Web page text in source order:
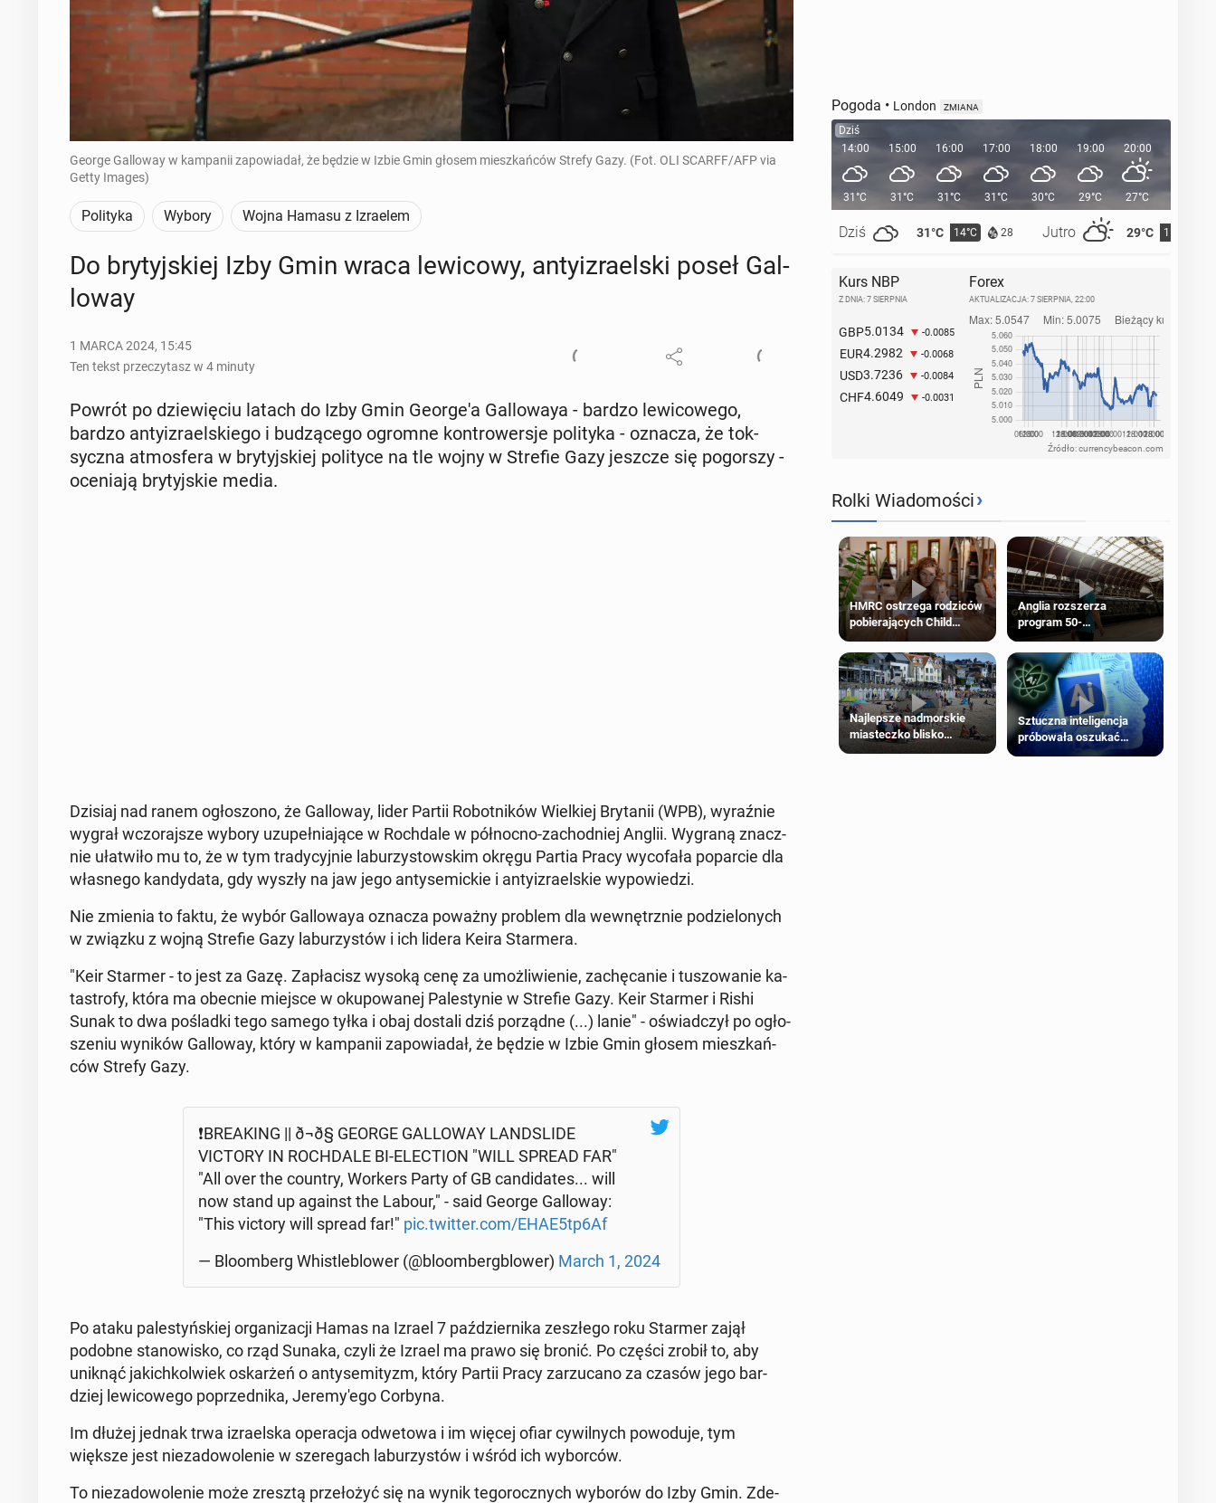
George Galloway w kampanii zapowiadał, że będzie w Izbie Gmin głosem mieszkańców Strefy Gazy. (Fot. OLI SCARFF/AFP via
Getty Images)
Polityka Wybory Wojna Hamasu z Izraelem
Do bry­tyj­skiej Izby Gmin wraca le­wi­co­wy, an­ty­izra­el­ski poseł Gal­
lo­way
1 MARCA 2024, 15:45
Ten tekst przeczytasz w 4 minuty
Powrót po dzie­wię­ciu latach do Izby Gmin Geo­r­ge­'a Gal­lo­waya - bardzo le­wi­co­we­go,
bardzo an­ty­izra­el­skie­go i bu­dzą­ce­go ogromne kon­tro­wer­sje po­li­ty­ka - oznacza, że tok­
sycz­na at­mos­fe­ra w bry­tyj­skiej po­li­ty­ce na tle wojny w Strefie Gazy jeszcze się po­gor­szy -
oce­nia­ją bry­tyj­skie media.
Dzisiaj nad ranem ogło­szo­no, że Gal­lo­way, lider Partii Ro­bot­ni­ków Wiel­kiej Bry­ta­nii (WPB), wy­raź­nie
wygrał wczo­raj­sze wybory uzu­peł­nia­ją­ce w Roch­da­le w pół­noc­no-za­chod­niej Anglii. Wygraną znacz­
nie uła­twi­ło mu to, że w tym tra­dy­cyj­nie la­bu­rzy­stow­skim okręgu Partia Pracy wy­co­fa­ła po­par­cie dla
wła­sne­go kan­dy­da­ta, gdy wyszły na jaw jego an­ty­se­mic­kie i an­ty­izra­el­skie wy­po­wie­dzi.
Nie zmienia to faktu, że wybór Gal­lo­waya oznacza poważny problem dla we­wnętrz­nie po­dzie­lo­nych
w związku z wojną Strefie Gazy la­bu­rzy­stów i ich lidera Keira Star­me­ra.
"Keir Starmer - to jest za Gazę. Za­pła­cisz wysoką cenę za umoż­li­wie­nie, za­chę­ca­nie i tu­szo­wa­nie ka­
ta­stro­fy, która ma obecnie miejsce w oku­po­wa­nej Pa­le­sty­nie w Strefie Gazy. Keir Starmer i Rishi
Sunak to dwa po­ślad­ki tego samego tyłka i obaj dostali dziś po­rząd­ne (...) lanie" - oświad­czył po ogło­
sze­niu wyników Gal­lo­way, który w kam­pa­nii za­po­wia­dał, że będzie w Izbie Gmin głosem miesz­kań­
ców Strefy Gazy.
❗️BRE­AKING || ð¬ð§ GEORGE GAL­LO­WAY LAND­SLI­DE
VICTORY IN ROCH­DA­LE BI-ELEC­TION "WILL SPREAD FAR"
"All over the country, Workers Party of GB can­di­da­tes... will
now stand up against the Labour," - said George Gal­lo­way:
"This victory will spread far!" pic.twitter.com/EHAE5tp6Af
— Blo­om­berg Whi­stle­blo­wer (@blo­om­berg­blo­wer) March 1, 2024
Po ataku pa­le­styń­skiej or­ga­ni­za­cji Hamas na Izrael 7 paź­dzier­ni­ka ze­szłe­go roku Starmer zajął
podobne sta­no­wi­sko, co rząd Sunaka, czyli że Izrael ma prawo się bronić. Po części zrobił to, aby
uniknąć ja­kich­kol­wiek oskar­żeń o an­ty­se­mi­tyzm, który Partii Pracy za­rzu­ca­no za czasów jego bar­
dziej le­wi­co­we­go po­przed­ni­ka, Je­re­my­'e­go Corbyna.
Im dłużej jednak trwa izra­el­ska ope­ra­cja od­we­to­wa i im więcej ofiar cy­wil­nych po­wo­du­je, tym
większe jest nie­za­do­wo­le­nie w sze­re­gach la­bu­rzy­stów i wśród ich wy­bor­ców.
To nie­za­do­wo­le­nie może zresztą prze­ło­żyć się na wynik te­go­rocz­nych wyborów do Izby Gmin. Zde­
Pogoda • London ZMIANA
Dziś
14:00
31°C
Dziś 31°C 14°C 28 Jutro 29°C 15°C
15:00
31°C
16:00
31°C
17:00
31°C
18:00
30°C
19:00
29°C
20:00
27°C
Kurs NBP
Z DNIA: 7 SIERPNIA
GBP5.0134 -0.0085
EUR4.2982 -0.0068
USD3.7236 -0.0084
CHF4.6049 -0.0031
Forex
AKTUALIZACJA: 7 SIERPNIA, 22:00
Źródło: currencybeacon.com
Rolki Wiadomości›
HMRC ostrzega rodziców
pobierających Child
Benefit. Mogą być
zobowiązani do zwrotu
zasiłku
Anglia rozszerza
program 50-
procentowych zniżek
kolejowych na 18-latków
Najlepsze nadmorskie
miasteczko blisko
Sztuczna inteligencja
próbowała oszukać
człowieka